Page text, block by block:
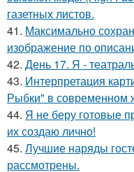
газетных листов.
41. Максимально
изображение по
42. День 17. Я -
43. Интерпретация
Рыбки" в современном
44. Я не беру готовые
их создаю лично!
45. Лучшие наряды
рассмотрены.